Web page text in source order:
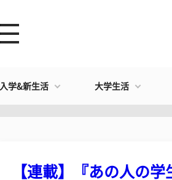
入学&新生活 大学生活
【連載】『あの人の